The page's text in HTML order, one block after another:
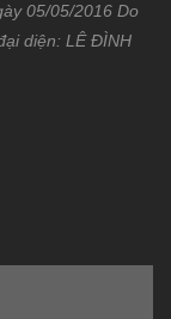
05/05/2016 Do
diện: LÊ ĐÌNH